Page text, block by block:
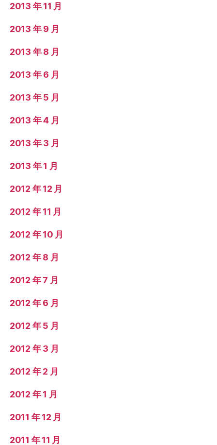
2013 年 11 月
2013 年 9 月
2013 年 8 月
2013 年 6 月
2013 年 5 月
2013 年 4 月
2013 年 3 月
2013 年 1 月
2012 年 12 月
2012 年 11 月
2012 年 10 月
2012 年 8 月
2012 年 7 月
2012 年 6 月
2012 年 5 月
2012 年 3 月
2012 年 2 月
2012 年 1 月
2011 年 12 月
2011 年 11 月